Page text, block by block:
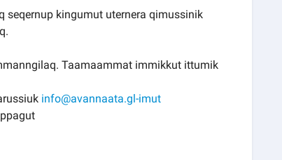
kingumut uternera qimussinik
Taamaammat immikkut ittumik
info@avannaata.gl-imut